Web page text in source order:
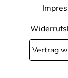
kann ich
den Link
Vertrag